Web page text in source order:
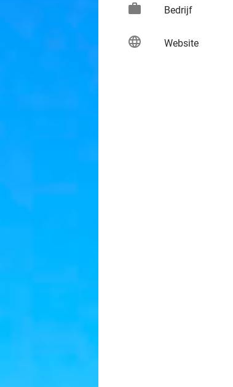
work Bedrijf
language Website